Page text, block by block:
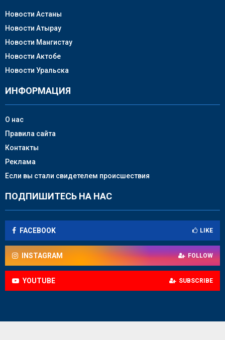
Новости Астаны
Новости Атырау
Новости Мангистау
Новости Актобе
Новости Уральска
ИНФОРМАЦИЯ
О нас
Правила сайта
Контакты
Реклама
Если вы стали свидетелем происшествия
ПОДПИШИТЕСЬ НА НАС
FACEBOOK LIKE
INSTAGRAM FOLLOW
YOUTUBE SUBSCRIBE